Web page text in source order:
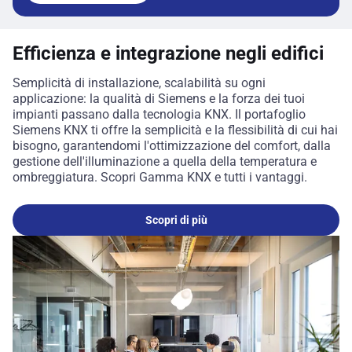
Efficienza e integrazione negli edifici
Semplicità di installazione, scalabilità su ogni
applicazione: la qualità di Siemens e la forza dei tuoi
impianti passano dalla tecnologia KNX. Il portafoglio
Siemens KNX ti offre la semplicità e la flessibilità di cui hai
bisogno, garantendomi l'ottimizzazione del comfort, dalla
gestione dell'illuminazione a quella della temperatura e
ombreggiatura. Scopri Gamma KNX e tutti i vantaggi.
Scopri di più